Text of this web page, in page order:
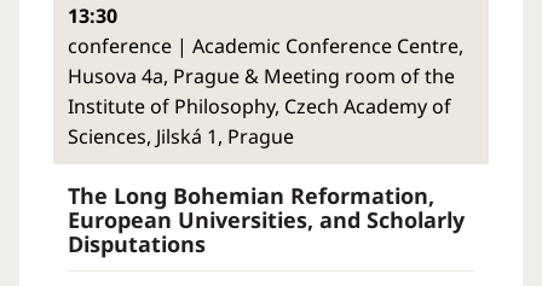
13:30
conference | Academic Conference Centre,
Husova 4a, Prague & Meeting room of the
Institute of Philosophy, Czech Academy of
Sciences, Jilská 1, Prague
The Long Bohemian Reformation,
European Universities, and Scholarly
Disputations